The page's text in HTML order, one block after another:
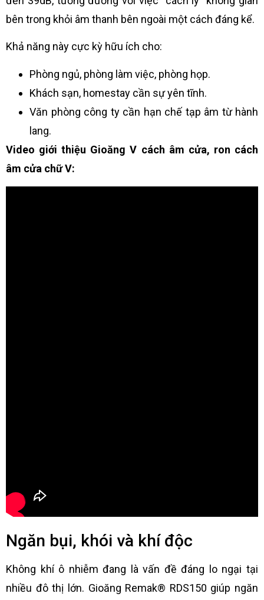
bên trong khỏi âm thanh bên ngoài một cách đáng kể.
Khả năng này cực kỳ hữu ích cho:
Phòng ngủ, phòng làm việc, phòng họp.
Khách sạn, homestay cần sự yên tĩnh.
Văn phòng công ty cần hạn chế tạp âm từ hành
lang.
Video giới thiệu Gioăng V cách âm cửa, ron cách
âm cửa chữ V:
Ngăn bụi, khói và khí độc
Không khí ô nhiễm đang là vấn đề đáng lo ngại tại
nhiều đô thị lớn. Gioăng Remak® RDS150 giúp ngăn